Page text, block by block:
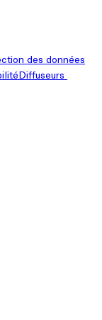
des données
Diffuseurs